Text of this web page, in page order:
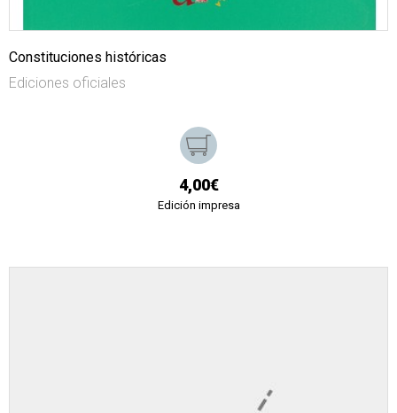
Constituciones históricas
Ediciones oficiales
4,00€
Edición impresa